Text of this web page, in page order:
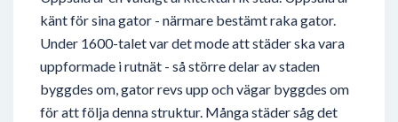
känt för sina gator - närmare bestämt raka gator.
Under 1600-talet var det mode att städer ska vara
uppformade i rutnät - så större delar av staden
byggdes om, gator revs upp och vägar byggdes om
för att följa denna struktur. Många städer såg det